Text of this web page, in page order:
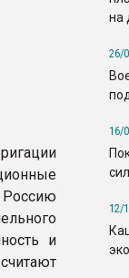
Россию
и
на
26/
16/
12/